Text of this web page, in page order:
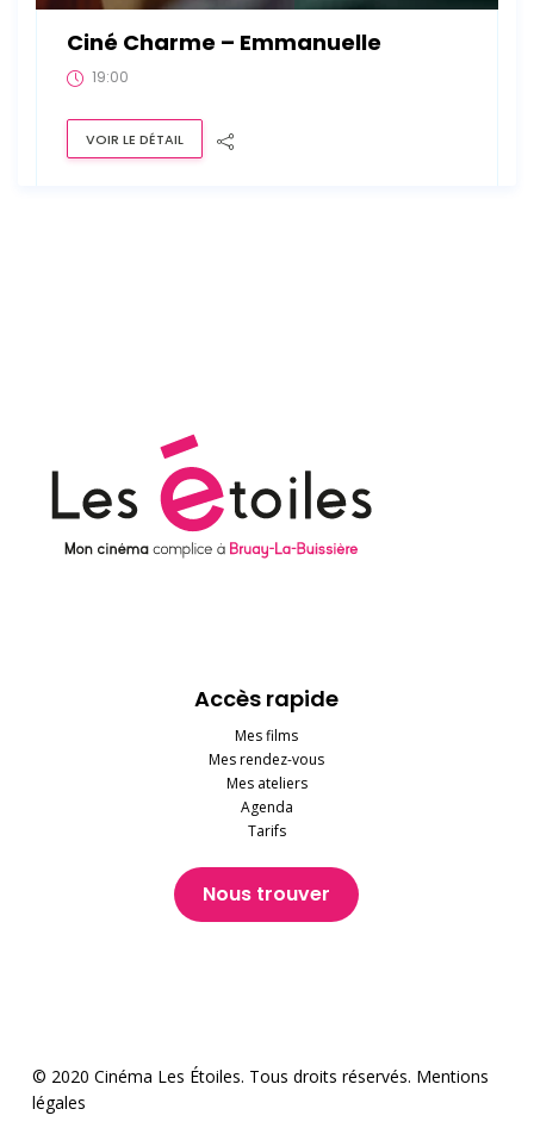
Ciné Charme – Emmanuelle
19:00
VOIR LE DÉTAIL
Accès rapide
Mes films
Mes rendez-vous
Mes ateliers
Agenda
Tarifs
Nous trouver
© 2020 Cinéma Les Étoiles. Tous droits réservés. Mentions
légales